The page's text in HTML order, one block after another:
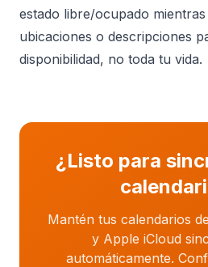
estado libre/ocupado
ubicaciones o descripciones
disponibilidad, no toda tu vida.
¿Listo para
Mantén tus calendarios
y Apple iCloud
automáticamente.